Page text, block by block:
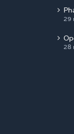
29
28